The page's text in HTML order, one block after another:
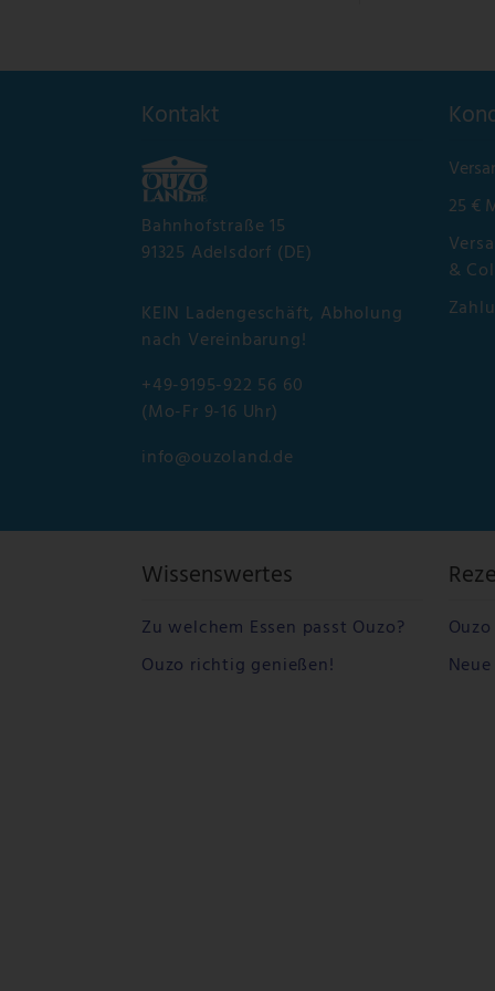
Kontakt
Bahnhofstraße 15
91325 Adelsdorf (DE)
KEIN Ladengeschäft, Abholung
nach Vereinbarung!
+49-9195-922 56 60
(Mo-Fr 9-16 Uhr)
info@ouzoland.de
25 €
&
Wissenswertes
Zu welchem Essen passt Ouzo?
Ouzo richtig genießen!